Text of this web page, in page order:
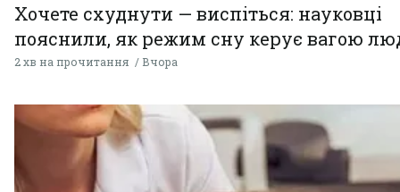
Хочете схуднути — виспіться: науковці
пояснили, як режим сну керує вагою
2 хв на прочитання Вчора